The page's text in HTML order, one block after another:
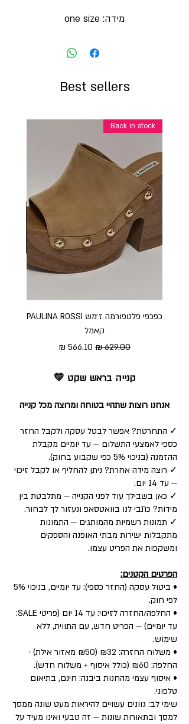
מידה: one size
Best sellers
Back in stock
כפכפי פלטפורמה ז׳מש PAULINA ROSSI
קאמל
מחיר רגיל מחיר מבצע
קנייה בראש שקט 💛
אנחנו רוצות שתהיי בטוחה ומרוצה מכל קנייה
✓ התחרטת? אפשר לבטל עסקה ולקבל החזר
כספי לאמצעי התשלום — עד יומיים מקבלת
ההזמנה (בניכוי 5% כפי שקבוע בחוק).
✓ רוצה מידה אחרת? ניתן להחליף או לקבל זיכוי
— עד 14 יום.
✓ כאן בשבילך עוד לפני הקנייה — מתלבטת בין
מידות? כתבי לנו בוואטסאפ ונעזור לך לבחור.
✓ תמונות רשמיות מהמותגים — התמונות
מתקבלות ישירות מבתי האופנה והספקים
ומשקפות את הפריט עצמו.
הפרטים הקטנים:
• ביטול עסקה (החזר כספי): עד יומיים, בניכוי 5%
לפי חוק.
• החלפה/החזרה לזיכוי: עד 14 יום (פריטי SALE:
עד יומיים) — הפריט חדש, עם התווית, ללא
שימוש.
• משלוח החזרה: ₪32 (₪50 מאזור אילת) ·
החלפה: ₪60 (כולל איסוף + משלוח חדש).
• איסוף עצמי מהחנות ביבנה: חינם, בתיאום
טלפוני.
שימי לב: גוונים עשויים להיראות מעט שונה ממסך
למסך ובתאורות שונות — זה טבעי ואינו מעיד על